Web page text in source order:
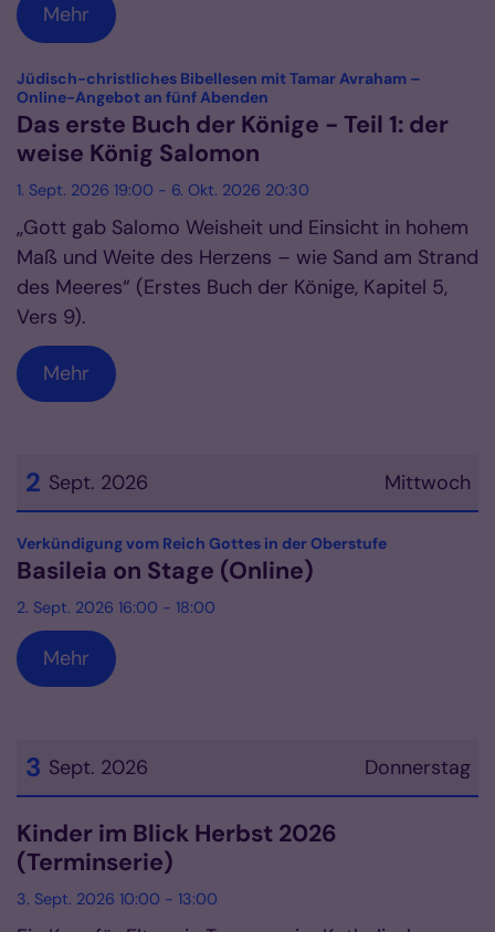
Mehr
Jüdisch-christliches Bibellesen mit Tamar Avraham –
Online-Angebot an fünf Abenden
Das erste Buch der Könige - Teil 1: der
weise König Salomon
1. Sept. 2026 19:00 - 6. Okt. 2026 20:30
„Gott gab Salomo Weisheit und Einsicht in hohem
Maß und Weite des Herzens – wie Sand am Strand
des Meeres“ (Erstes Buch der Könige, Kapitel 5,
Vers 9).
Mehr
Mittwoch
2 Sept. 2026
Datum: 2. September 2026
Verkündigung vom Reich Gottes in der Oberstufe:
Basileia on Stage (Online)
2. Sept. 2026 16:00 - 18:00
Mehr
Donnerstag
3 Sept. 2026
Datum: 3. September 2026
Kinder im Blick Herbst 2026
(Terminserie)
3. Sept. 2026 10:00 - 13:00